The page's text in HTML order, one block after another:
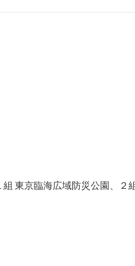
東京臨海広域防災公園、２